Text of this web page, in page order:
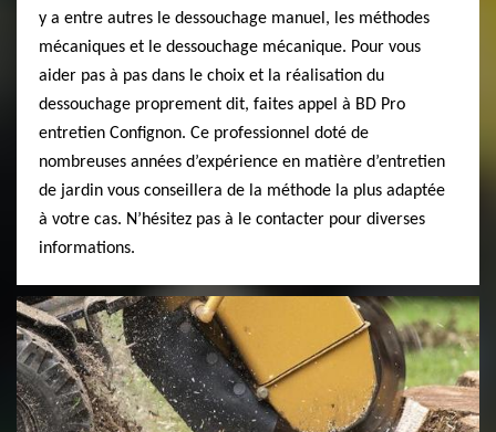
y a entre autres le dessouchage manuel, les méthodes
mécaniques et le dessouchage mécanique. Pour vous
aider pas à pas dans le choix et la réalisation du
dessouchage proprement dit, faites appel à BD Pro
entretien Confignon. Ce professionnel doté de
nombreuses années d’expérience en matière d’entretien
de jardin vous conseillera de la méthode la plus adaptée
à votre cas. N’hésitez pas à le contacter pour diverses
informations.